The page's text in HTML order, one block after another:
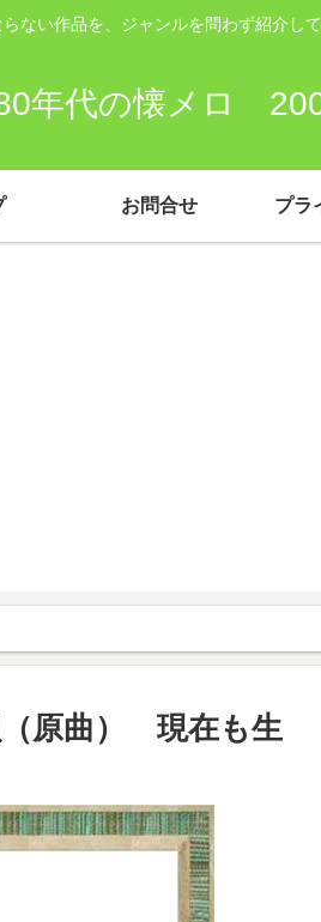
い作品を、ジャンルを問わず紹介し
代の懐メロ 200
お問合せ プラ
原曲） 現在も生